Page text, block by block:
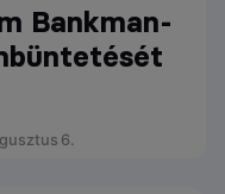
Bankman-
6.